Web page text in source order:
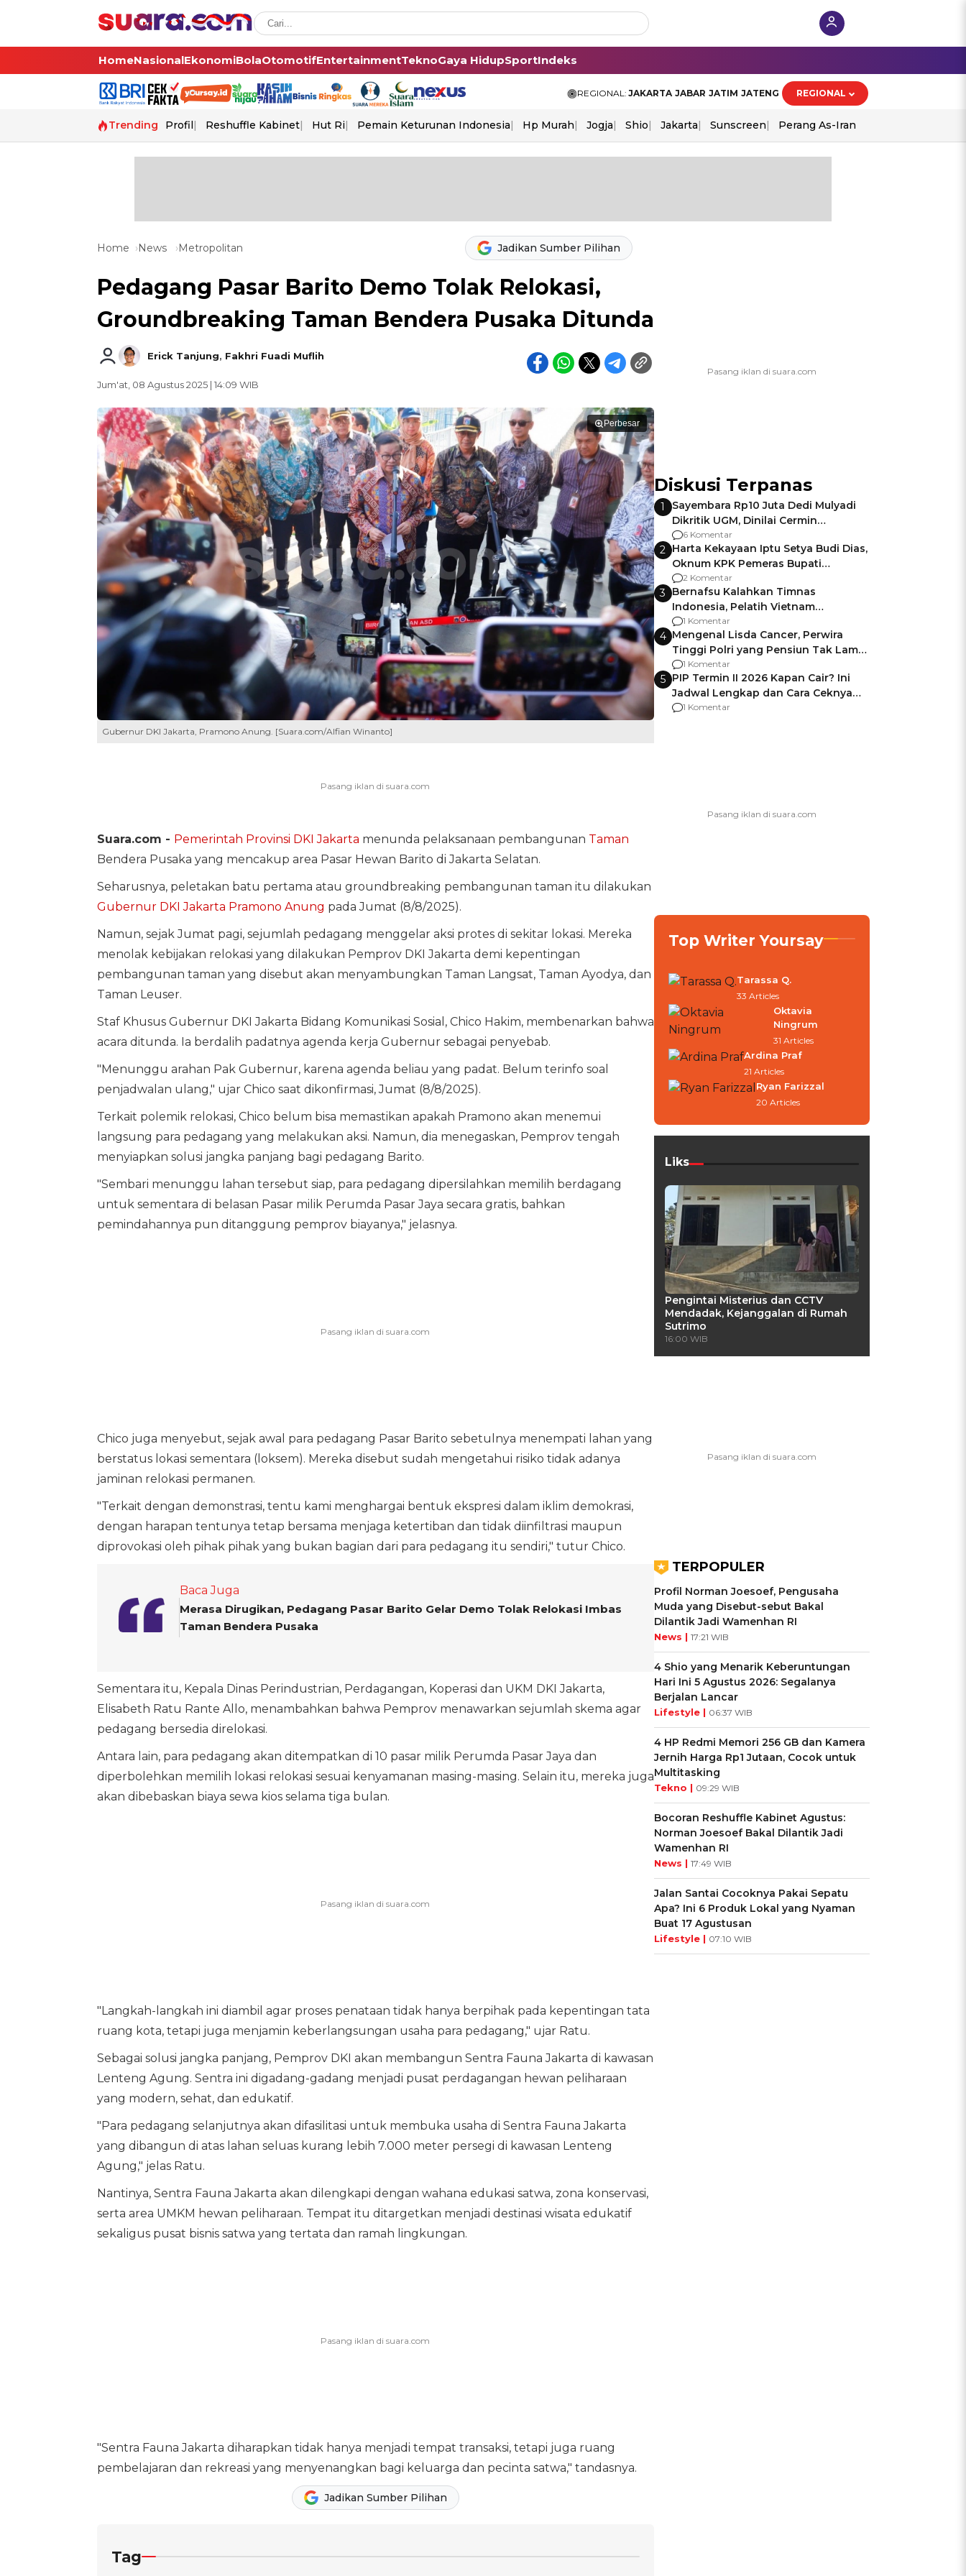
HomeNasionalEkonomiBolaOtomotifEntertainmentTeknoGaya HidupSportIndeks
REGIONAL: JAKARTA JABAR JATIM JATENG REGIONAL
Trending Profil Reshuffle Kabinet Hut Ri Pemain Keturunan Indonesia Hp Murah Jogja Shio Jakarta Sunscreen Perang As-Iran
Home News Metropolitan Jadikan Sumber Pilihan
Pedagang Pasar Barito Demo Tolak Relokasi,
Groundbreaking Taman Bendera Pusaka Ditunda
Erick Tanjung, Fakhri Fuadi Muflih
Jum'at, 08 Agustus 2025 | 14:09 WIB
Perbesar
Gubernur DKI Jakarta, Pramono Anung. [Suara.com/Alfian Winanto]
Suara.com - Pemerintah Provinsi DKI Jakarta menunda pelaksanaan pembangunan Taman
Bendera Pusaka yang mencakup area Pasar Hewan Barito di Jakarta Selatan.
Seharusnya, peletakan batu pertama atau groundbreaking pembangunan taman itu dilakukan
Gubernur DKI Jakarta Pramono Anung pada Jumat (8/8/2025).
Namun, sejak Jumat pagi, sejumlah pedagang menggelar aksi protes di sekitar lokasi. Mereka
menolak kebijakan relokasi yang dilakukan Pemprov DKI Jakarta demi kepentingan
pembangunan taman yang disebut akan menyambungkan Taman Langsat, Taman Ayodya, dan
Taman Leuser.
Staf Khusus Gubernur DKI Jakarta Bidang Komunikasi Sosial, Chico Hakim, membenarkan bahwa
acara ditunda. Ia berdalih padatnya agenda kerja Gubernur sebagai penyebab.
"Menunggu arahan Pak Gubernur, karena agenda beliau yang padat. Belum terinfo soal
penjadwalan ulang," ujar Chico saat dikonfirmasi, Jumat (8/8/2025).
Terkait polemik relokasi, Chico belum bisa memastikan apakah Pramono akan menemui
langsung para pedagang yang melakukan aksi. Namun, dia menegaskan, Pemprov tengah
menyiapkan solusi jangka panjang bagi pedagang Barito.
"Sembari menunggu lahan tersebut siap, para pedagang dipersilahkan memilih berdagang
untuk sementara di belasan Pasar milik Perumda Pasar Jaya secara gratis, bahkan
pemindahannya pun ditanggung pemprov biayanya," jelasnya.
Chico juga menyebut, sejak awal para pedagang Pasar Barito sebetulnya menempati lahan yang
berstatus lokasi sementara (loksem). Mereka disebut sudah mengetahui risiko tidak adanya
jaminan relokasi permanen.
"Terkait dengan demonstrasi, tentu kami menghargai bentuk ekspresi dalam iklim demokrasi,
dengan harapan tentunya tetap bersama menjaga ketertiban dan tidak diinfiltrasi maupun
diprovokasi oleh pihak pihak yang bukan bagian dari para pedagang itu sendiri," tutur Chico.
Baca Juga
Merasa Dirugikan, Pedagang Pasar Barito Gelar Demo Tolak Relokasi Imbas
Taman Bendera Pusaka
Sementara itu, Kepala Dinas Perindustrian, Perdagangan, Koperasi dan UKM DKI Jakarta,
Elisabeth Ratu Rante Allo, menambahkan bahwa Pemprov menawarkan sejumlah skema agar
pedagang bersedia direlokasi.
Antara lain, para pedagang akan ditempatkan di 10 pasar milik Perumda Pasar Jaya dan
diperbolehkan memilih lokasi relokasi sesuai kenyamanan masing-masing. Selain itu, mereka juga
akan dibebaskan biaya sewa kios selama tiga bulan.
"Langkah-langkah ini diambil agar proses penataan tidak hanya berpihak pada kepentingan tata
ruang kota, tetapi juga menjamin keberlangsungan usaha para pedagang," ujar Ratu.
Sebagai solusi jangka panjang, Pemprov DKI akan membangun Sentra Fauna Jakarta di kawasan
Lenteng Agung. Sentra ini digadang-gadang menjadi pusat perdagangan hewan peliharaan
yang modern, sehat, dan edukatif.
"Para pedagang selanjutnya akan difasilitasi untuk membuka usaha di Sentra Fauna Jakarta
yang dibangun di atas lahan seluas kurang lebih 7.000 meter persegi di kawasan Lenteng
Agung," jelas Ratu.
Nantinya, Sentra Fauna Jakarta akan dilengkapi dengan wahana edukasi satwa, zona konservasi,
serta area UMKM hewan peliharaan. Tempat itu ditargetkan menjadi destinasi wisata edukatif
sekaligus pusat bisnis satwa yang tertata dan ramah lingkungan.
"Sentra Fauna Jakarta diharapkan tidak hanya menjadi tempat transaksi, tetapi juga ruang
pembelajaran dan rekreasi yang menyenangkan bagi keluarga dan pecinta satwa," tandasnya.
Jadikan Sumber Pilihan
Tag
Diskusi Terpanas
1
Sayembara Rp10 Juta Dedi Mulyadi
Dikritik UGM, Dinilai Cermin
Gagalnya Negara Jamin Keamanan
6 Komentar
2 Harta Kekayaan Iptu Setya Budi Dias,
Oknum KPK Pemeras Bupati
Pemalang
2 Komentar
3 Bernafsu Kalahkan Timnas
Indonesia, Pelatih Vietnam
Berencana Pakai Jimat di Pakansari
1 Komentar
4 Mengenal Lisda Cancer, Perwira
Tinggi Polri yang Pensiun Tak Lama
Usai Jadi Brigjen
1 Komentar
5 PIP Termin II 2026 Kapan Cair? Ini
Jadwal Lengkap dan Cara Ceknya
agar Dana Tidak Hangus!
1 Komentar
Top Writer Yoursay
Tarassa Q.
33 Articles
Oktavia
Ningrum
31 Articles
Ardina Praf
21 Articles
Ryan Farizzal
20 Articles
Liks
Pengintai Misterius dan CCTV
Mendadak, Kejanggalan di Rumah
Sutrimo
16:00 WIB
TERPOPULER
Profil Norman Joesoef, Pengusaha
Muda yang Disebut-sebut Bakal
Dilantik Jadi Wamenhan RI
News | 17:21 WIB
4 Shio yang Menarik Keberuntungan
Hari Ini 5 Agustus 2026: Segalanya
Berjalan Lancar
Lifestyle | 06:37 WIB
4 HP Redmi Memori 256 GB dan Kamera
Jernih Harga Rp1 Jutaan, Cocok untuk
Multitasking
Tekno | 09:29 WIB
Bocoran Reshuffle Kabinet Agustus:
Norman Joesoef Bakal Dilantik Jadi
Wamenhan RI
News | 17:49 WIB
Jalan Santai Cocoknya Pakai Sepatu
Apa? Ini 6 Produk Lokal yang Nyaman
Buat 17 Agustusan
Lifestyle | 07:10 WIB